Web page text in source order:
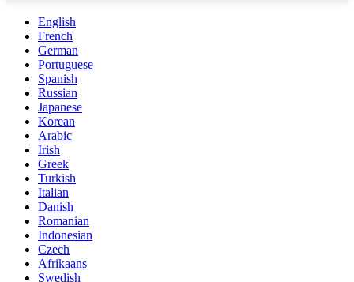
English
French
German
Portuguese
Spanish
Russian
Japanese
Korean
Arabic
Irish
Greek
Turkish
Italian
Danish
Romanian
Indonesian
Czech
Afrikaans
Swedish